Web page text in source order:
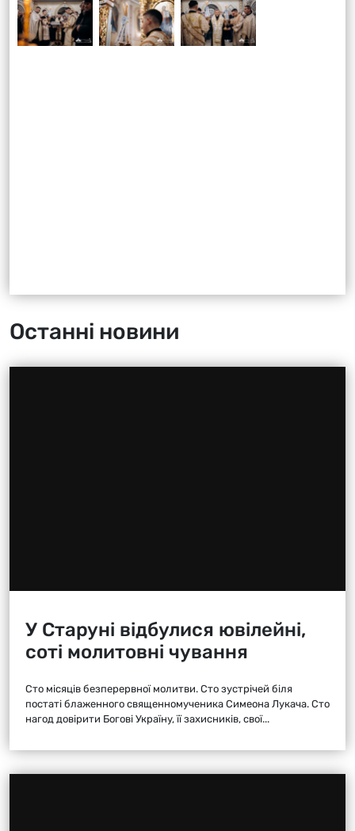
Останні новини
У Старуні відбулися ювілейні,
соті молитовні чування
Сто місяців безперервної молитви. Сто зустрічей біля
постаті блаженного священномученика Симеона Лукача. Сто
нагод довірити Богові Україну, її захисників, свої...